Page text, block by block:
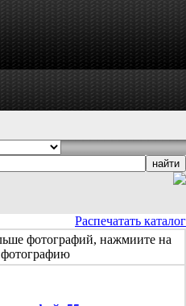
Распечатать каталог
фотографий, нажмиите на
фотографию